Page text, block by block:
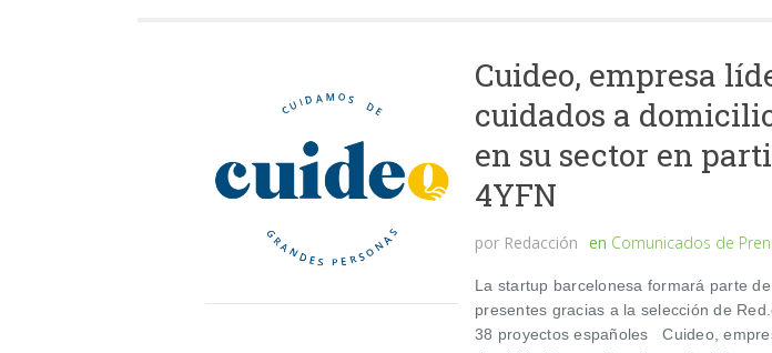
Cuideo, empresa
cuidados a
en su sector en
4YFN
por Redacción en Comunicados de
La startup barcelonesa formará parte
presentes gracias a la selección de
38 proyectos españoles Cuideo,